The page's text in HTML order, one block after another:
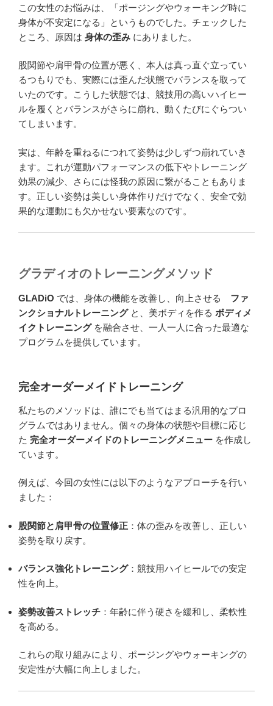
この女性のお悩みは、「ポージングやウォーキング時に
身体が不安定になる」というものでした。チェックした
ところ、原因は 身体の歪み にありました。
股関節や肩甲骨の位置が悪く、本人は真っ直ぐ立ってい
るつもりでも、実際には歪んだ状態でバランスを取って
いたのです。こうした状態では、競技用の高いハイヒー
ルを履くとバランスがさらに崩れ、動くたびにぐらつい
てしまいます。
実は、年齢を重ねるにつれて姿勢は少しずつ崩れていき
ます。これが運動パフォーマンスの低下やトレーニング
効果の減少、さらには怪我の原因に繋がることもありま
す。正しい姿勢は美しい身体作りだけでなく、安全で効
果的な運動にも欠かせない要素なのです。
グラディオのトレーニングメソッド
GLADiO では、身体の機能を改善し、向上させる ファ
ンクショナルトレーニングと、美ボディを作る ボディメ
イクトレーニングを融合させ、一人一人に合った最適な
プログラムを提供しています。
完全オーダーメイドトレーニング
私たちのメソッドは、誰にでも当てはまる汎用的なプロ
グラムではありません。個々の身体の状態や目標に応じ
た 完全オーダーメイドのトレーニングメニュー を作成し
ています。
例えば、今回の女性には以下のようなアプローチを行い
ました：
股関節と肩甲骨の位置修正 ：体の歪みを改善し、正しい
姿勢を取り戻す。
バランス強化トレーニング：競技用ハイヒールでの安定
性を向上。
姿勢改善ストレッチ ：年齢に伴う硬さを緩和し、柔軟性
を高める。
これらの取り組みにより、ポージングやウォーキングの
安定性が大幅に向上しました。